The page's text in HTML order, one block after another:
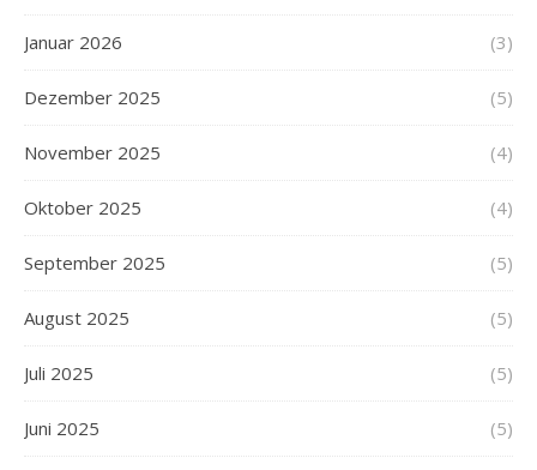
Januar 2026 (3)
Dezember 2025 (5)
November 2025 (4)
Oktober 2025 (4)
September 2025 (5)
August 2025 (5)
Juli 2025 (5)
Juni 2025 (5)